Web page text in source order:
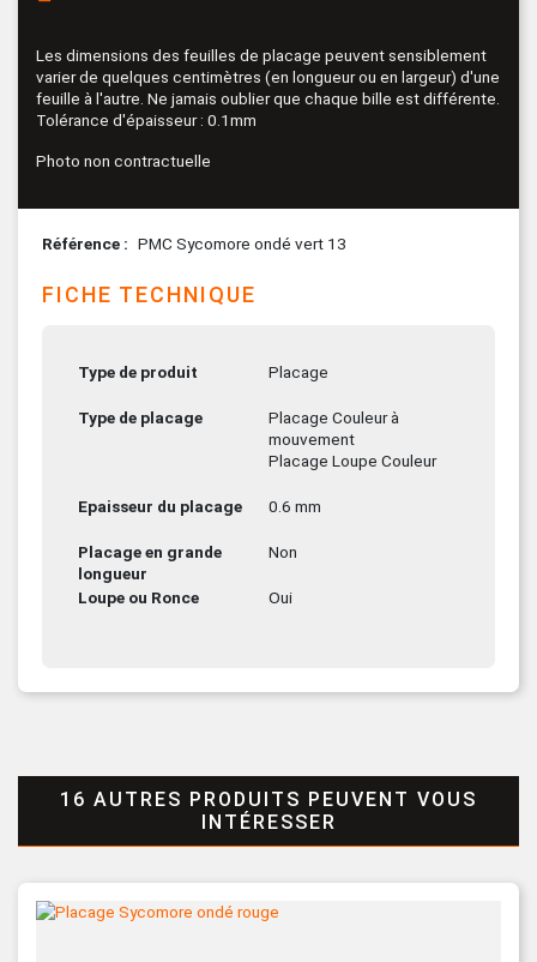
Les dimensions des feuilles de placage peuvent sensiblement
varier de quelques centimètres (en longueur ou en largeur) d'une
feuille à l'autre. Ne jamais oublier que chaque bille est différente.
Tolérance d'épaisseur : 0.1mm
Photo non contractuelle
Référence PMC Sycomore ondé vert 13
FICHE TECHNIQUE
Type de produit Placage
Type de placage
Placage Couleur à
mouvement
Placage Loupe Couleur
Epaisseur du placage 0.6 mm
Placage en grande
longueur
Non
Loupe ou Ronce Oui
16 AUTRES PRODUITS PEUVENT VOUS
INTÉRESSER